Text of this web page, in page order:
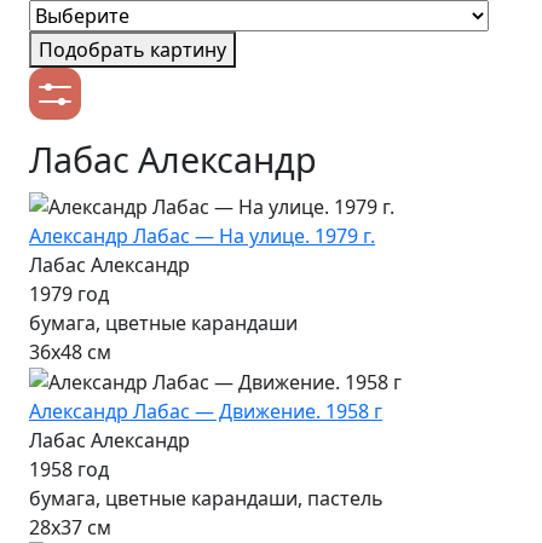
Подобрать картину
Лабас Александр
Александр Лабас — На улице. 1979 г.
Лабас Александр
1979 год
бумага, цветные карандаши
36х48 см
Александр Лабас — Движение. 1958 г
Лабас Александр
1958 год
бумага, цветные карандаши, пастель
28х37 см